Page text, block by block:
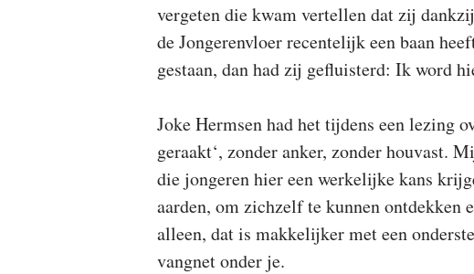
vergeten die kwam vertellen dat zij
de Jongerenvloer recentelijk een baan
gestaan, dan had zij gefluisterd: Ik word
Joke Hermsen had het tijdens een lezing
geraakt‘, zonder anker, zonder houvast.
die jongeren hier een werkelijke kans
aarden, om zichzelf te kunnen ontdekken
alleen, dat is makkelijker met een
vangnet onder je.